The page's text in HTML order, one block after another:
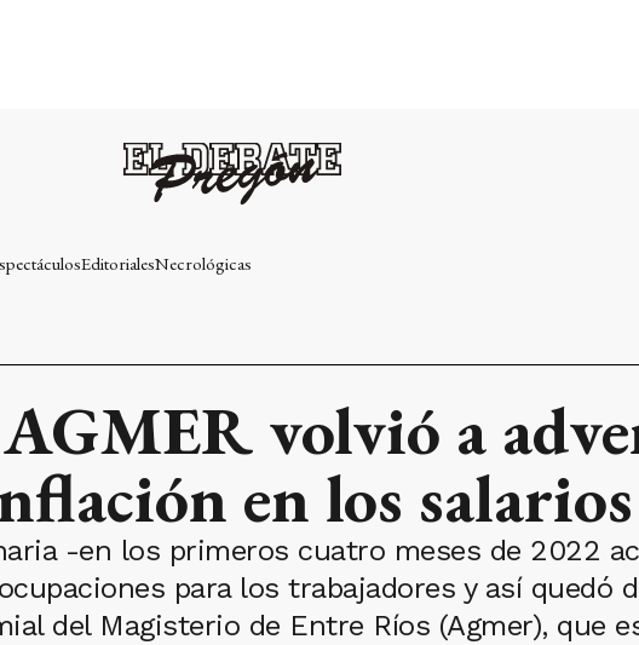
EditorialesNecrológicas
AGMER volvió a
en los salarios
-en los primeros cuatro meses de 2022
para los trabajadores y así quedó
del Magisterio de Entre Ríos (Agmer), que